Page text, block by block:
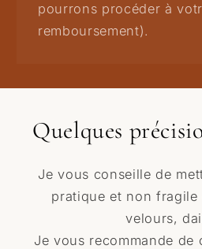
pourrons procéder à
remboursement).
Quelques
Je vous conseille de
pratique et non fragile
velours,
Je vous recommande de